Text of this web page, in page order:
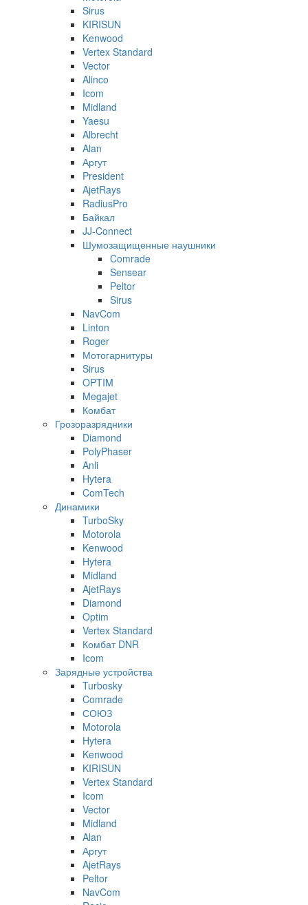
Sirus
KIRISUN
Kenwood
Vertex Standard
Vector
Alinco
Icom
Midland
Yaesu
Albrecht
Alan
Аргут
President
AjetRays
RadiusPro
Байкал
JJ-Connect
Шумозащищенные наушники
Comrade
Sensear
Peltor
Sirus
NavCom
Linton
Roger
Мотогарнитуры
Sirus
OPTIM
Megajet
Комбат
Грозоразрядники
Diamond
PolyPhaser
Anli
Hytera
ComTech
Динамики
TurboSky
Motorola
Kenwood
Hytera
Midland
AjetRays
Diamond
Optim
Vertex Standard
Комбат DNR
Icom
Зарядные устройства
Turbosky
Comrade
СОЮЗ
Motorola
Hytera
Kenwood
KIRISUN
Vertex Standard
Icom
Vector
Midland
Alan
Аргут
AjetRays
Peltor
NavCom